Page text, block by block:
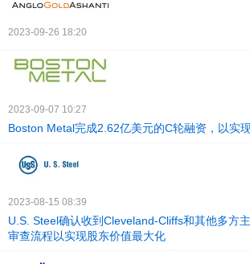
2023-09-26 18:20
2023-09-07 10:27
Boston Metal完成2.62亿美元的C轮融资，以实
2023-08-15 08:39
U.S. Steel确认收到Cleveland-Cliffs和其他多方
审查流程以实现股东价值最大化